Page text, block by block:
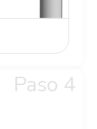
Paso 4